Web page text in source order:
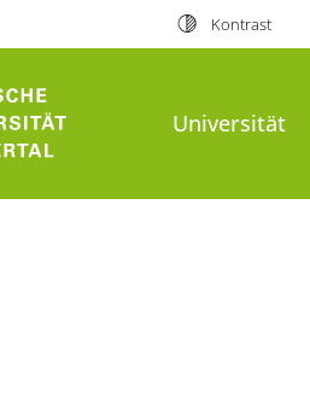
Kontrast
Universität